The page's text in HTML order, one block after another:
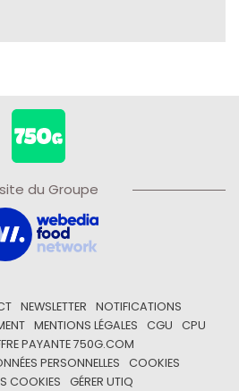
du Groupe
NEWSLETTER
NOTIFICATIONS
MENTIONS LÉGALES CGU
CPU
PAYANTE 750G.COM
PERSONNELLES
COOKIES
COOKIES
GÉRER UTIQ